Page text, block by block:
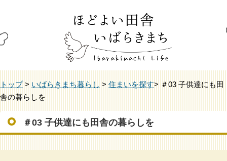
トップ> いばらきまち暮らし > 住まいを探す> ＃03 子供達にも田
舎の暮らしを
＃03 子供達にも田舎の暮らしを